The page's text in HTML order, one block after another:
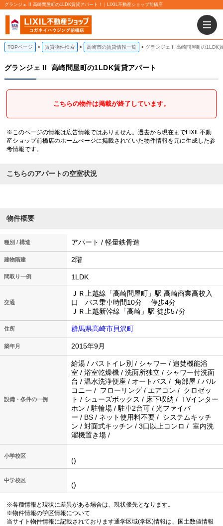
グランジェ II 高崎問屋町の1LDK賃貸アパート！｜LIXIL不動産ショップ前橋店
TOPページ 賃貸物件検索 高崎市の賃貸情報一覧 グランジェ II 高崎問屋町の1LDK
グランジェ II 高崎問屋町の1LDK賃貸アパート
こちらの物件は掲載が終了しています。
※このページの情報は広告情報ではありません。過去から現在までLIXIL不動
産ショップ前橋店のホームぺージに掲載されていた物件情報を元に生成した参
考情報です。
こちらのアパートの空室状況
物件概要
種別 / 構造 アパート / 軽量鉄骨造
建物階建 2階
間取り一例 1LDK
交通
ＪＲ上越線「高崎問屋町」駅 高崎商業高校入
口 バス乗車時間10分 停歩4分
ＪＲ上越新幹線「高崎」駅 徒歩57分
住所 群馬県高崎市貝沢町
築年月 2015年9月
設備・条件の一例
給湯 / バストイレ別 / シャワー / 追焚機能浴
室 / 浴室乾燥機 / 洗面所独立 / シャワー付洗面
台 / 温水洗浄便座 / オートバス / 角部屋 / バル
コニー / フローリング / エアコン / クロゼッ
ト / シューズボックス / 床下収納 / TVインター
ホン / 駐輪場 / 駐車2台可 / 光ファイバ
ー / BS / ネット使用料不要 / システムキッチ
ン / 対面式キッチン / 3口以上コンロ / 室内洗
濯機置き場 /
小学校区
()
中学校区
()
※各種情報と現状に差異がある場合は、現状優先となります。
※物件情報の学区情報について
当サイト物件情報に記載されております通学区域(学区)情報は、国土数値情報